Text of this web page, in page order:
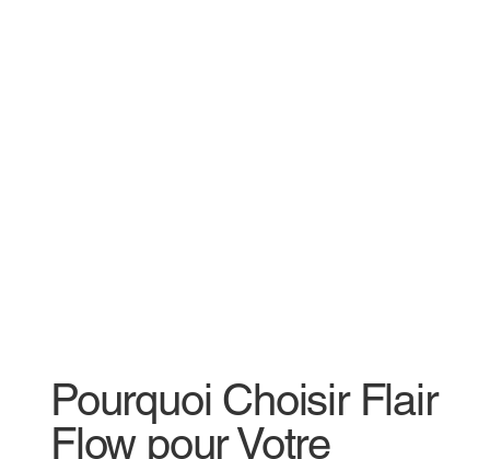
Pourquoi Choisir Flair
Flow pour Votre